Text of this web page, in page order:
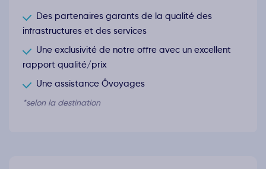
Des partenaires garants de la qualité des
infrastructures et des services
Une exclusivité de notre offre avec un excellent
rapport qualité/prix
Une assistance Ôvoyages
*selon la destination